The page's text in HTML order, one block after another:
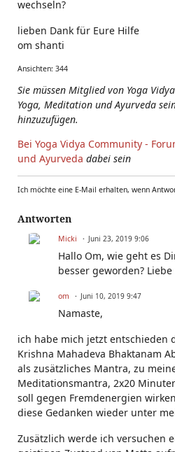
wechseln?
lieben Dank für Eure Hilfe
om shanti
Ansichten: 344
Sie müssen Mitglied von Yoga
Yoga, Meditation und Ayurveda
hinzuzufügen.
Bei Yoga Vidya Community -
und Ayurveda dabei sein
Ich möchte eine E-Mail erhalten, wenn
Antworten
Micki Juni 23, 2019 9:06
Hallo Om, wie geht es
besser geworden?
om Juni 10, 2019 9:47
Namaste,
ich habe mich jetzt entschieden
Krishna Mahadeva Bhaktanam
als zusätzliches Mantra, zu
Meditationsmantra, 2x20
soll gegen Fremdenergien
diese Gedanken wieder unter
Zusätzlich werde ich versuchen